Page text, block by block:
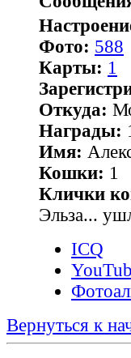
Фото: 588
Карты: 1
Откуда:
Награды:
Имя:
Кошки: 1
Клички
Эльза...
ICQ
Вернуться к